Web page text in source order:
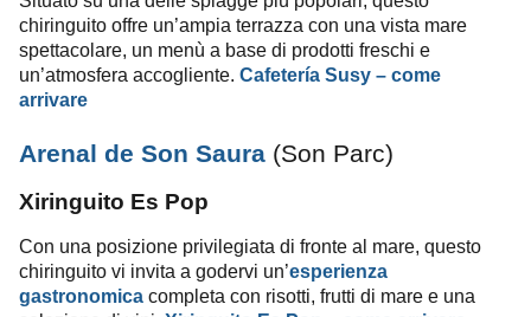
chiringuito offre un’ampia terrazza con una vista mare
spettacolare, un menù a base di prodotti freschi e
un’atmosfera accogliente. Cafetería Susy – come
arrivare
Arenal de Son Saura (Son Parc)
Xiringuito Es Pop
Con una posizione privilegiata di fronte al mare, questo
chiringuito vi invita a godervi un’esperienza
gastronomica completa con risotti, frutti di mare e una